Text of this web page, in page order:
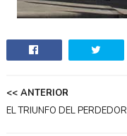
<< ANTERIOR
EL TRIUNFO DEL PERDEDOR